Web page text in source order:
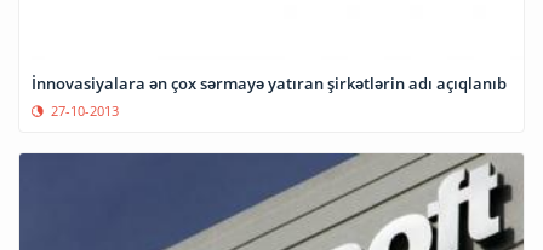
İnnovasiyalara ən çox sərmayə yatıran şirkətlərin adı açıqlanıb
27-10-2013